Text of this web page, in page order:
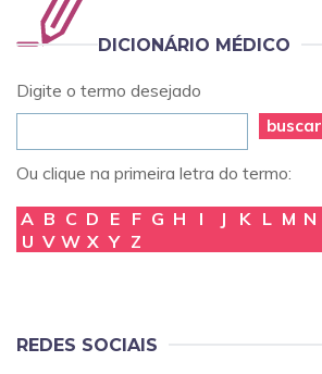
DICIONÁRIO MÉDICO
Digite o termo desejado
buscar
Ou clique na primeira letra do termo:
A B C D E F G H I J K L M N
U V W X Y Z
REDES SOCIAIS